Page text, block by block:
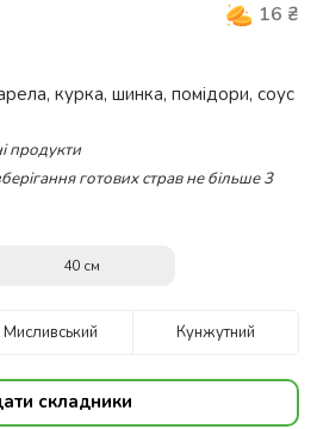
16 ₴
курка, шинка, помідори, соус
продукти
готових страв не більше 3
40 см
Мисливський Кунжутний
складники